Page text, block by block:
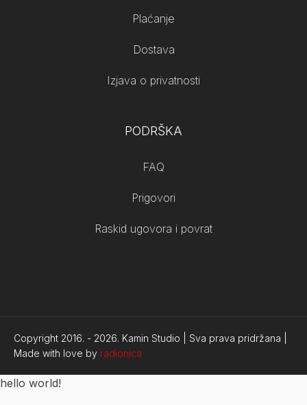
Plaćanje
Dostava
Izjava o privatnosti
PODRŠKA
FAQ
Prigovori
Raskid ugovora i povrat
Copyright 2016. - 2026. Kamin Studio | Sva prava pridržana |
Made with love by radionica
hello world!